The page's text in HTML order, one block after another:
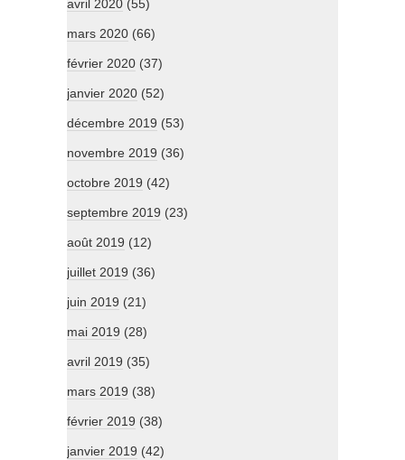
avril 2020 (55)
mars 2020 (66)
février 2020 (37)
janvier 2020 (52)
décembre 2019 (53)
novembre 2019 (36)
octobre 2019 (42)
septembre 2019 (23)
août 2019 (12)
juillet 2019 (36)
juin 2019 (21)
mai 2019 (28)
avril 2019 (35)
mars 2019 (38)
février 2019 (38)
janvier 2019 (42)